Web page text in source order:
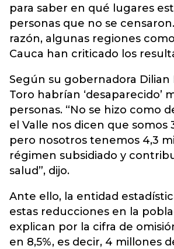
para saber en qué lugares
personas que no se
razón, algunas regiones
Cauca han criticado los
Según su gobernadora Dilian
Toro habrían ‘desaparecido’
personas. “No se hizo como
el Valle nos dicen que somos
pero nosotros tenemos 4,3
régimen subsidiado y
salud”, dijo.
Ante ello, la entidad
estas reducciones en la
explican por la cifra de
en 8,5%, es decir, 4 millones